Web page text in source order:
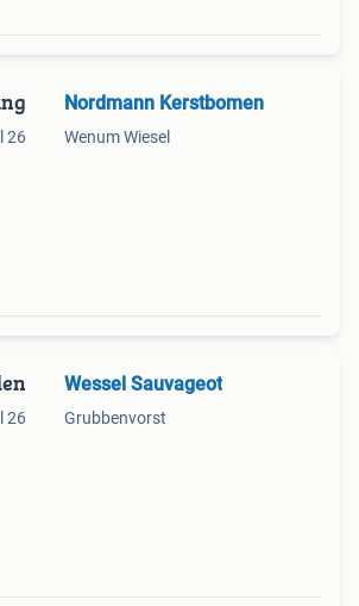
26
Nordmann Kerstbomen
Wenum Wiesel
26
Wessel Sauvageot
Grubbenvorst